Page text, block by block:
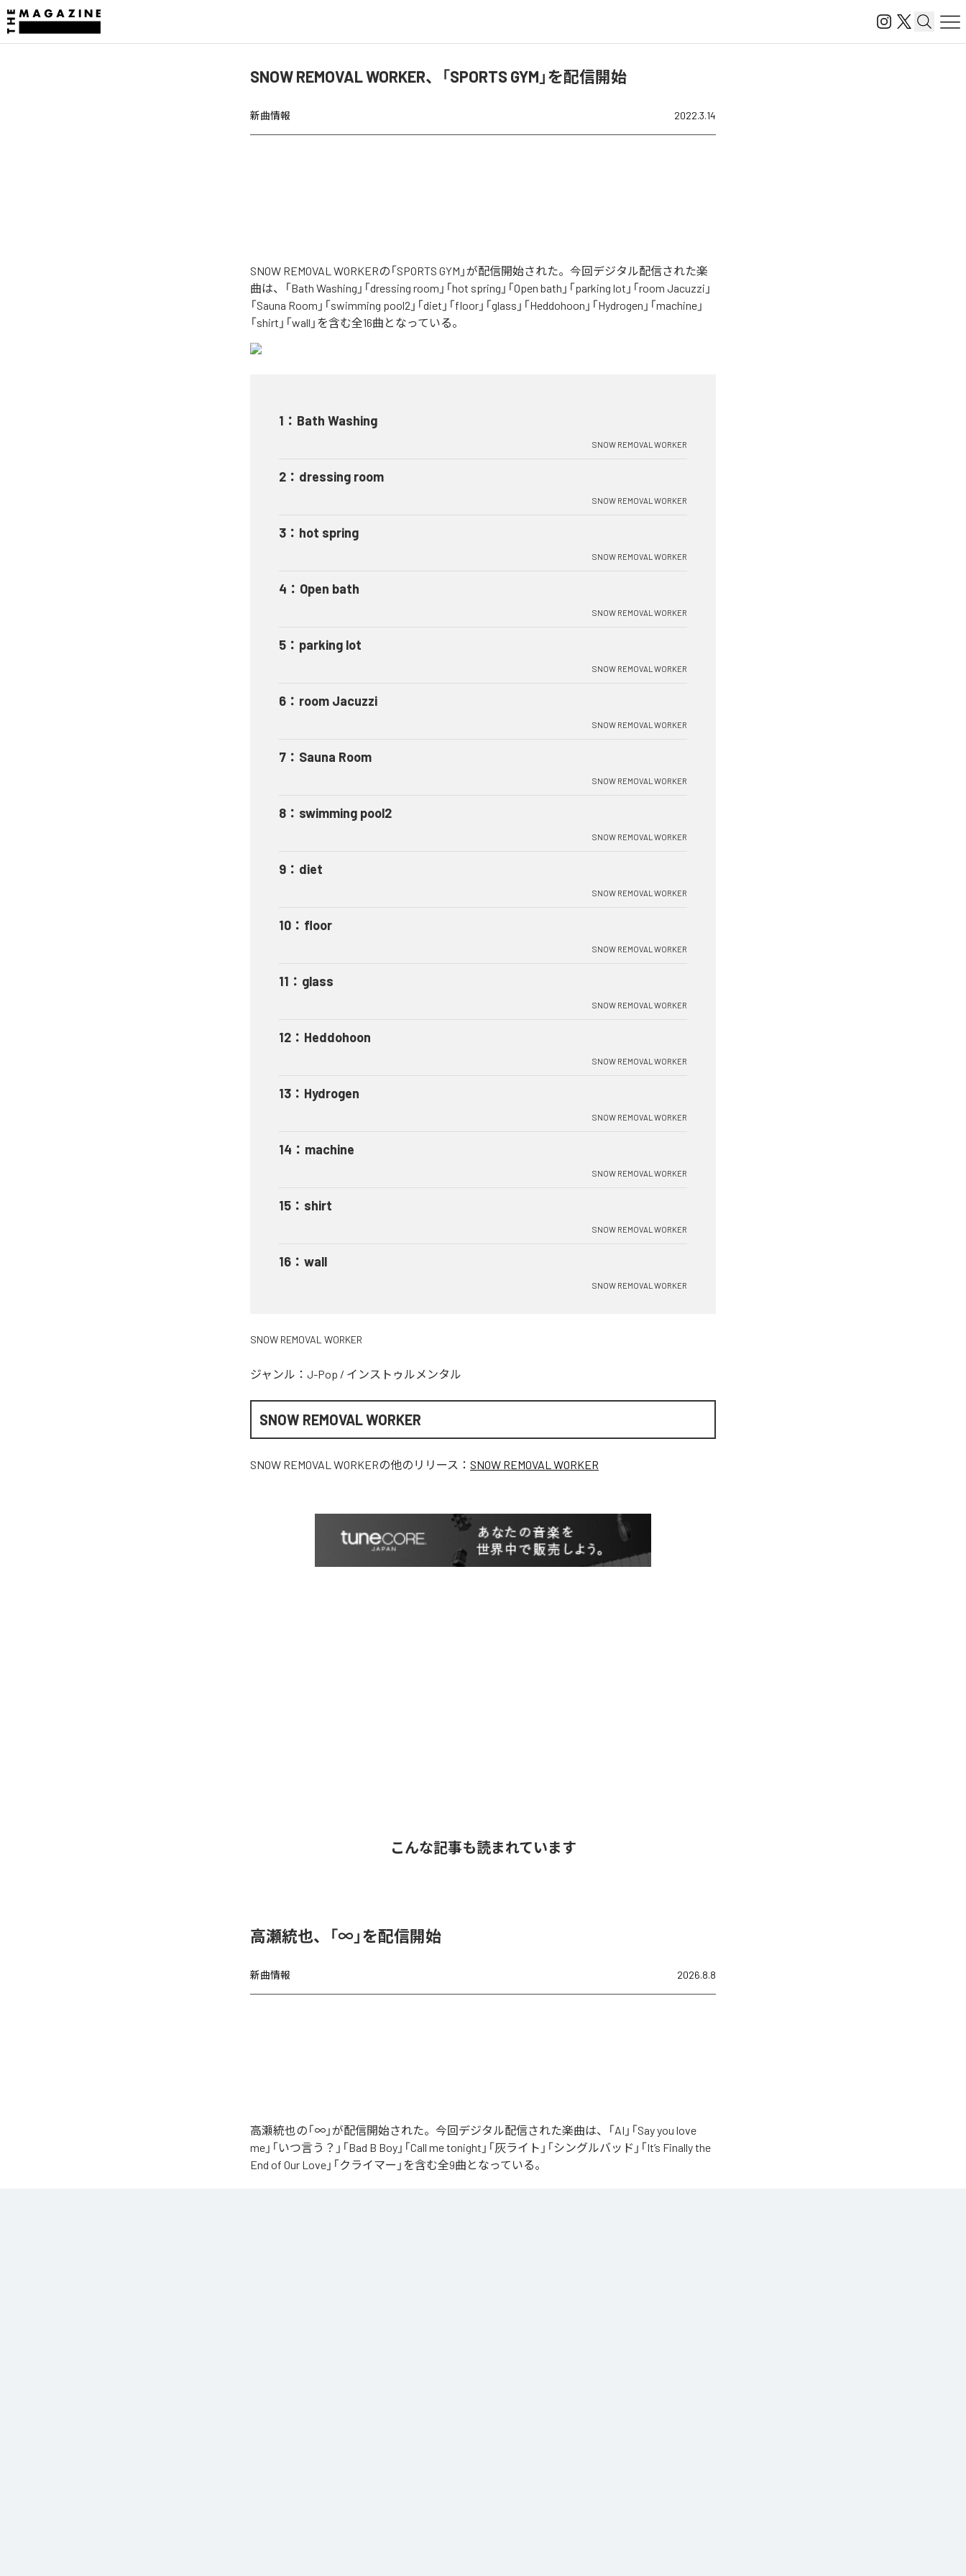
SNOW REMOVAL WORKER、「SPORTS GYM」を配信開始
新曲情報 2022.3.14
SNOW REMOVAL WORKERの「SPORTS GYM」が配信開始された。今回デジタル配信された楽
曲は、「Bath Washing」「dressing room」「hot spring」「Open bath」「parking lot」「room Jacuzzi」
「Sauna Room」「swimming pool2」「diet」「floor」「glass」「Heddohoon」「Hydrogen」「machine」
「shirt」「wall」を含む全16曲となっている。
1 ： Bath Washing
SNOW REMOVAL WORKER
2 ： dressing room
SNOW REMOVAL WORKER
3 ： hot spring
SNOW REMOVAL WORKER
4 ： Open bath
SNOW REMOVAL WORKER
5 ： parking lot
SNOW REMOVAL WORKER
6 ： room Jacuzzi
SNOW REMOVAL WORKER
7 ： Sauna Room
SNOW REMOVAL WORKER
8 ： swimming pool2
SNOW REMOVAL WORKER
9 ： diet
SNOW REMOVAL WORKER
10 ： floor
SNOW REMOVAL WORKER
11 ： glass
SNOW REMOVAL WORKER
12 ： Heddohoon
SNOW REMOVAL WORKER
13 ： Hydrogen
SNOW REMOVAL WORKER
14 ： machine
SNOW REMOVAL WORKER
15 ： shirt
SNOW REMOVAL WORKER
16 ： wall
SNOW REMOVAL WORKER
SNOW REMOVAL WORKER
ジャンル： J-Pop / インストゥルメンタル
SNOW REMOVAL WORKER
SNOW REMOVAL WORKERの他のリリース： SNOW REMOVAL WORKER
こんな記事も読まれています
高瀬統也、「∞」を配信開始
新曲情報 2026.8.8
高瀬統也の「∞」が配信開始された。今回デジタル配信された楽曲は、「AI」「Say you love
me」「いつ言う？」「Bad B Boy」「Call me tonight」「灰ライト」「シングルバッド」「It’s Finally the
End of Our Love」「クライマー」を含む全9曲となっている。